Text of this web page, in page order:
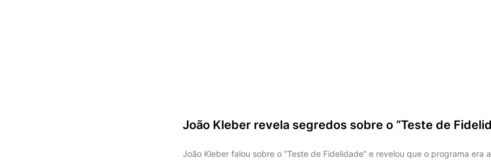
João Kleber revela segredos sobre o “Teste de
João Kleber falou sobre o “Teste de Fidelidade” e revelou que o programa era